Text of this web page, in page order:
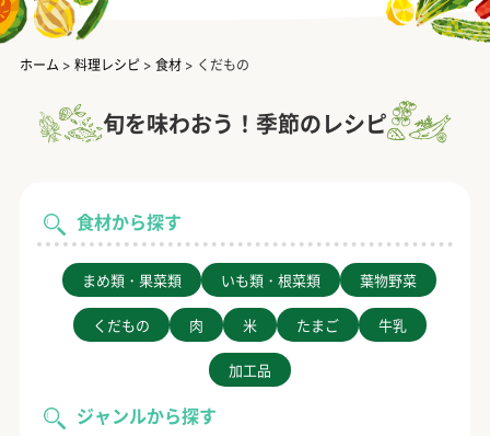
ホーム > 料理レシピ> 食材> くだもの
旬を味わおう！季節のレシピ
食材から探す
まめ類・果菜類 いも類・根菜類 葉物野菜
くだもの 肉 米 たまご 牛乳
加工品
ジャンルから探す